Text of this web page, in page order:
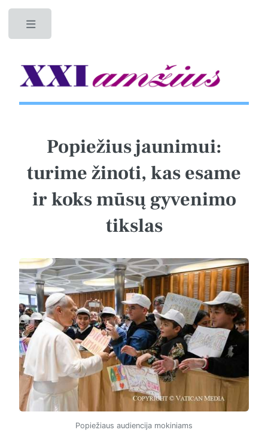
Popiežius jaunimui:
turime žinoti, kas esame
ir koks mūsų gyvenimo
tikslas
Popiežiaus audiencija mokiniams